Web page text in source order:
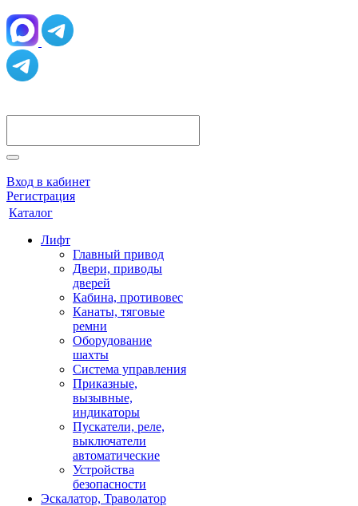
Вход в кабинет
Регистрация
Каталог
Лифт
Главный привод
Двери, приводы
дверей
Кабина, противовес
Канаты, тяговые
ремни
Оборудование
шахты
Система управления
Приказные,
вызывные,
индикаторы
Пускатели, реле,
выключатели
автоматические
Устройства
безопасности
Эскалатор, Траволатор